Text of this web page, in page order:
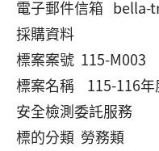
電子郵件信箱 bella-
採購資料
標案案號 115-M003
標案名稱 115-116年
安全檢測委託服務
標的分類 勞務類